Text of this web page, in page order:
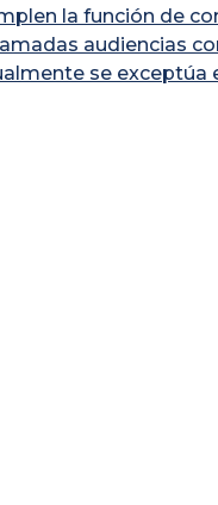
la función de
audiencias
se exceptúa